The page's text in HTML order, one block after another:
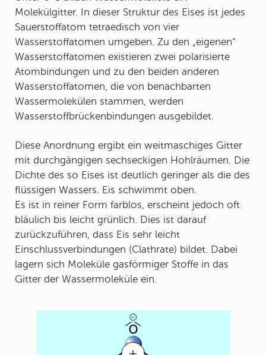
Molekülgitter. In dieser Struktur des Eises ist jedes
Sauerstoffatom tetraedisch von vier
Wasserstoffatomen umgeben. Zu den „eigenen“
Wasserstoffatomen existieren zwei polarisierte
Atombindungen und zu den beiden anderen
Wasserstoffatomen, die von benachbarten
Wassermolekülen stammen, werden
Wasserstoffbrückenbindungen ausgebildet.
Diese Anordnung ergibt ein weitmaschiges Gitter
mit durchgängigen sechseckigen Hohlräumen. Die
Dichte des so Eises ist deutlich geringer als die des
flüssigen Wassers. Eis schwimmt oben.
Es ist in reiner Form farblos, erscheint jedoch oft
bläulich bis leicht grünlich. Dies ist darauf
zurückzuführen, dass Eis sehr leicht
Einschlussverbindungen (Clathrate) bildet. Dabei
lagern sich Moleküle gasförmiger Stoffe in das
Gitter der Wassermoleküle ein.